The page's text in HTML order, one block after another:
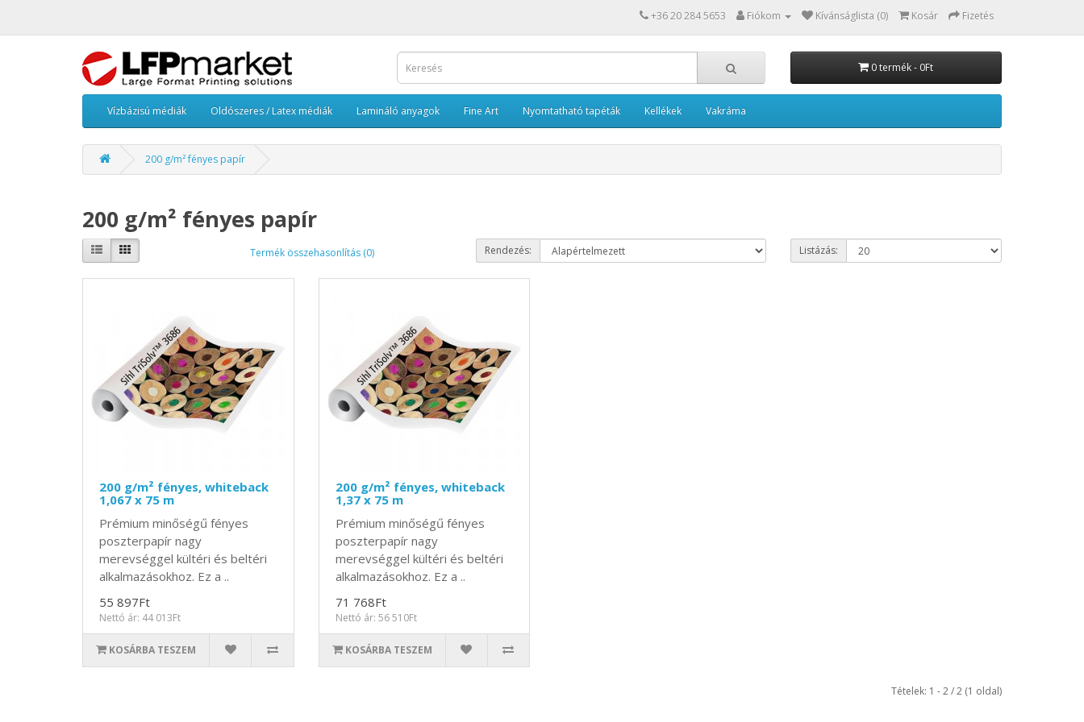
+36 20 284 5653 Fiókom Kívánságlista (0) Kosár Fizetés
0 termék - 0Ft
Vízbázisú médiák Oldószeres / Latex médiák Lamináló anyagok Fine Art Nyomtatható tapéták Kellékek Vakráma
200 g/m² fényes papír
200 g/m² fényes papír
Termék összehasonlítás (0) Rendezés: Listázás:
200 g/m² fényes, whiteback
1,067 x 75 m
Prémium minőségű fényes
poszterpapír nagy
merevséggel kültéri és beltéri
alkalmazásokhoz. Ez a ..
55 897Ft
Nettó ár: 44 013Ft
KOSÁRBA TESZEM
200 g/m² fényes, whiteback
1,37 x 75 m
Prémium minőségű fényes
poszterpapír nagy
merevséggel kültéri és beltéri
alkalmazásokhoz. Ez a ..
71 768Ft
Nettó ár: 56 510Ft
KOSÁRBA TESZEM
Tételek: 1 - 2 / 2 (1 oldal)